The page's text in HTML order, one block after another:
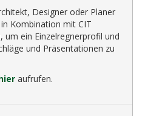
Designer oder Planer
Kombination mit CIT
um ein Einzelregnerprofil und
und Präsentationen zu
aufrufen.